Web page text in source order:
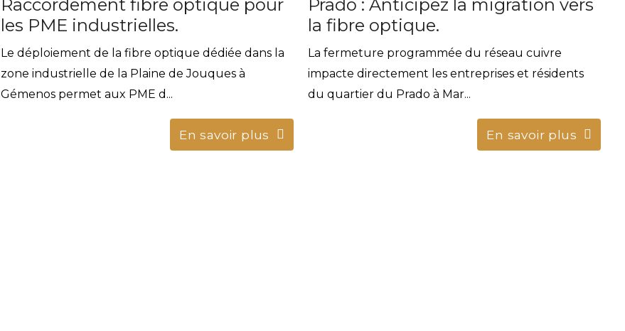
Raccordement fibre optique pour
les PME industrielles.
Le déploiement de la fibre optique dédiée dans la
zone industrielle de la Plaine de Jouques à
Gémenos permet aux PME d...
En savoir plus
Prado : Anticipez la migration vers
la fibre optique.
La fermeture programmée du réseau cuivre
impacte directement les entreprises et résidents
du quartier du Prado à Mar...
En savoir plus